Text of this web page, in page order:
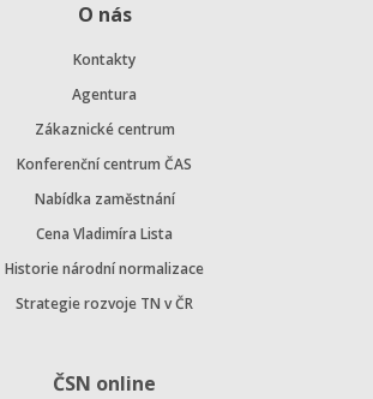
O nás
Kontakty
Agentura
Zákaznické centrum
Konferenční centrum ČAS
Nabídka zaměstnání
Cena Vladimíra Lista
Historie národní normalizace
Strategie rozvoje TN v ČR
ČSN online